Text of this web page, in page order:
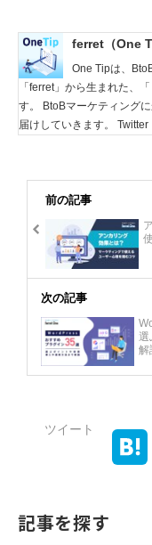
ferret（One
One Tipは、
「ferret」から生まれた、
す。 BtoBマーケティング
届けしていきます。 Twitter
前の記事
次の記事
選
解
ツイート
記事を探す